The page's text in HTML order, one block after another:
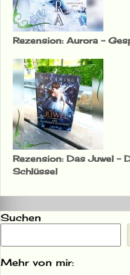
Rezension: Aurora –
Rezension: Das Juwel –
Schlüssel
Suchen
Mehr von mir: